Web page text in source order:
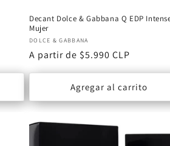
Decant Dolce & Gabbana Q EDP
Mujer
Proveedor:
DOLCE & GABBANA
Precio
habitual
A partir de $5.990 CLP
Agregar al carrito